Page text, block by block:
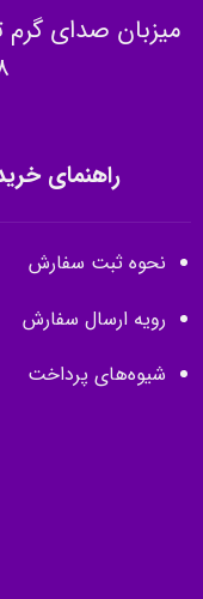
میزبان صدای
راهنمای
نحوه ثبت سفارش
رویه ارسال سفارش
شیوه‌های پرداخت